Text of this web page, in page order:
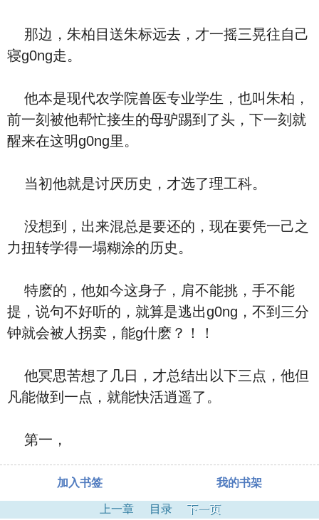
那边，朱柏目送朱标远去，才一摇三晃往自己
寝g0ng走。
他本是现代农学院兽医专业学生，也叫朱柏，
前一刻被他帮忙接生的母驴踢到了头，下一刻就
醒来在这明g0ng里。
当初他就是讨厌历史，才选了理工科。
没想到，出来混总是要还的，现在要凭一己之
力扭转学得一塌糊涂的历史。
特麽的，他如今这身子，肩不能挑，手不能
提，说句不好听的，就算是逃出g0ng，不到三分
钟就会被人拐卖，能g什麽？！！
他冥思苦想了几日，才总结出以下三点，他但
凡能做到一点，就能快活逍遥了。
第一，
加入书签 我的书架
上一章 目录 下一页